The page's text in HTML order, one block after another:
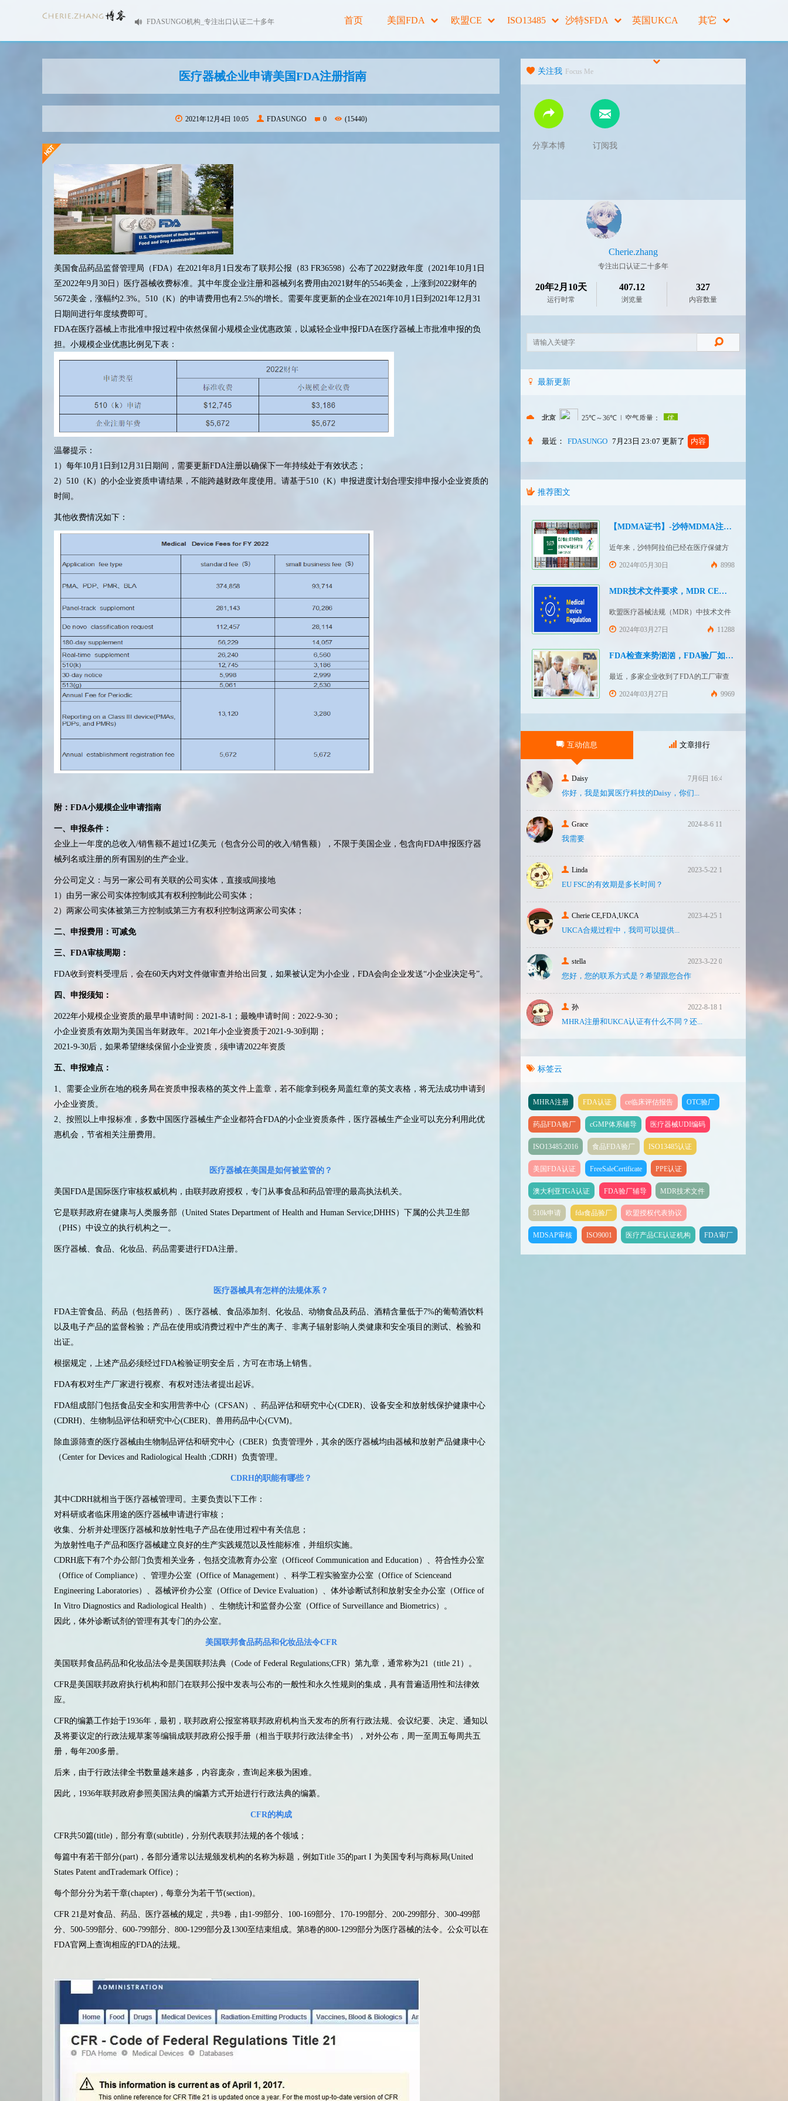
FDASUNGO机构_专注出口认证二十多年 首页 美国FDA 欧盟CE ISO13485 沙特SFDA 英国UKCA 其它
医疗器械企业申请美国FDA注册指南
2021年12月4日 10:05 FDASUNGO 0 (15440)
美国食品药品监督管理局（FDA）在2021年8月1日发布了联邦公报（83 FR36598）公布了2022财政年度（2021年10月1日
至2022年9月30日）医疗器械收费标准。其中年度企业注册和器械列名费用由2021财年的5546美金，上涨到2022财年的
5672美金，涨幅约2.3%。510（K）的申请费用也有2.5%的增长。需要年度更新的企业在2021年10月1日到2021年12月31
日期间进行年度续费即可。
FDA在医疗器械上市批准申报过程中依然保留小规模企业优惠政策，以减轻企业申报FDA在医疗器械上市批准申报的负
担。小规模企业优惠比例见下表：
温馨提示：
1）每年10月1日到12月31日期间，需要更新FDA注册以确保下一年持续处于有效状态；
2）510（K）的小企业资质申请结果，不能跨越财政年度使用。请基于510（K）申报进度计划合理安排申报小企业资质的
时间。
其他收费情况如下：
附：FDA小规模企业申请指南
一、申报条件：
企业上一年度的总收入/销售额不超过1亿美元（包含分公司的收入/销售额），不限于美国企业，包含向FDA申报医疗器
械列名或注册的所有国别的生产企业。
分公司定义：与另一家公司有关联的公司实体，直接或间接地
1）由另一家公司实体控制或其有权利控制此公司实体；
2）两家公司实体被第三方控制或第三方有权利控制这两家公司实体；
二、申报费用：可减免
三、FDA审核周期：
FDA收到资料受理后，会在60天内对文件做审查并给出回复，如果被认定为小企业，FDA会向企业发送“小企业决定号”。
四、申报须知：
2022年小规模企业资质的最早申请时间：2021-8-1；最晚申请时间：2022-9-30；
小企业资质有效期为美国当年财政年。2021年小企业资质于2021-9-30到期；
2021-9-30后，如果希望继续保留小企业资质，须申请2022年资质
五、申报难点：
1、需要企业所在地的税务局在资质申报表格的英文件上盖章，若不能拿到税务局盖红章的英文表格，将无法成功申请到
小企业资质。
2、按照以上申报标准，多数中国医疗器械生产企业都符合FDA的小企业资质条件，医疗器械生产企业可以充分利用此优
惠机会，节省相关注册费用。
医疗器械在美国是如何被监管的？
美国FDA是国际医疗审核权威机构，由联邦政府授权，专门从事食品和药品管理的最高执法机关。
它是联邦政府在健康与人类服务部（United States Department of Health and Human Service;DHHS）下属的公共卫生部
（PHS）中设立的执行机构之一。
医疗器械、食品、化妆品、药品需要进行FDA注册。
医疗器械具有怎样的法规体系？
FDA主管食品、药品（包括兽药）、医疗器械、食品添加剂、化妆品、动物食品及药品、酒精含量低于7%的葡萄酒饮料
以及电子产品的监督检验；产品在使用或消费过程中产生的离子、非离子辐射影响人类健康和安全项目的测试、检验和
出证。
根据规定，上述产品必须经过FDA检验证明安全后，方可在市场上销售。
FDA有权对生产厂家进行视察、有权对违法者提出起诉。
FDA组成部门包括食品安全和实用营养中心（CFSAN）、药品评估和研究中心(CDER)、设备安全和放射线保护健康中心
(CDRH)、生物制品评估和研究中心(CBER)、兽用药品中心(CVM)。
除血源筛查的医疗器械由生物制品评估和研究中心（CBER）负责管理外，其余的医疗器械均由器械和放射产品健康中心
（Center for Devices and Radiological Health ;CDRH）负责管理。
CDRH的职能有哪些？
其中CDRH就相当于医疗器械管理司。主要负责以下工作：
对科研或者临床用途的医疗器械申请进行审核；
收集、分析并处理医疗器械和放射性电子产品在使用过程中有关信息；
为放射性电子产品和医疗器械建立良好的生产实践规范以及性能标准，并组织实施。
CDRH底下有7个办公部门负责相关业务，包括交流教育办公室（Officeof Communication and Education）、符合性办公室
（Office of Compliance）、管理办公室（Office of Management）、科学工程实验室办公室（Office of Scienceand
Engineering Laboratories）、器械评价办公室（Office of Device Evaluation）、体外诊断试剂和放射安全办公室（Office of
In Vitro Diagnostics and Radiological Health）、生物统计和监督办公室（Office of Surveillance and Biometrics）。
因此，体外诊断试剂的管理有其专门的办公室。
美国联邦食品药品和化妆品法令CFR
美国联邦食品药品和化妆品法令是美国联邦法典（Code of Federal Regulations;CFR）第九章，通常称为21（title 21）。
CFR是美国联邦政府执行机构和部门在联邦公报中发表与公布的一般性和永久性规则的集成，具有普遍适用性和法律效
应。
CFR的编纂工作始于1936年，最初，联邦政府公报室将联邦政府机构当天发布的所有行政法规、会议纪要、决定、通知以
及将要议定的行政法规草案等编辑成联邦政府公报手册（相当于联邦行政法律全书），对外公布，周一至周五每周共五
册，每年200多册。
后来，由于行政法律全书数量越来越多，内容庞杂，查询起来极为困难。
因此，1936年联邦政府参照美国法典的编纂方式开始进行行政法典的编纂。
CFR的构成
CFR共50篇(title)，部分有章(subtitle)，分别代表联邦法规的各个领域；
每篇中有若干部分(part)，各部分通常以法规颁发机构的名称为标题，例如Title 35的part I 为美国专利与商标局(United
States Patent andTrademark Office)；
每个部分分为若干章(chapter)，每章分为若干节(section)。
CFR 21是对食品、药品、医疗器械的规定，共9卷，由1-99部分、100-169部分、170-199部分、200-299部分、300-499部
分、500-599部分、600-799部分、800-1299部分及1300至结束组成。第8卷的800-1299部分为医疗器械的法令。公众可以在
FDA官网上查询相应的FDA的法规。
关注我 Focus Me
分享本博 订阅我
Cherie.zhang
专注出口认证二十多年
20年2月10天
运行时常
407.12
浏览量
327
内容数量
最新更新
最近： FDASUNGO 7月23日 23:07 更新了 内容
推荐图文
【MDMA证书】-沙特MDMA注册快速下证
近年来，沙特阿拉伯已经在医疗保健方
面投入大量资金并将继续增加支出，这
场。然而，想要在该国销售其设备的制
须在沙特阿拉伯获得其设备的授权。开
启沙特医疗器械上市合规业务，
块。F
2024年05月30日 8998
MDR技术文件要求，MDR CE认证办理
欧盟医疗器械法规（MDR）中技术文件
的主要目的是证明医疗器械满足一般安
疗设备都必须提供技术文件。MDR附件
MDR技术文档结构：设备描述和规格，
2024年03月27日 11288
FDA检查来势汹汹，FDA验厂如何应对？
最近，多家企业收到了FDA的工厂审查
通知，我们作为美代也收到了FDA要求
（MarcoRubio）联合8位参议员认为FDA
疏于检查中国和印度等美国以外的药械
制造商（尤其是医疗器械）并已危及美
国患者和美国国内厂商，因此联
2024年03月27日 9969
互动信息 文章排行
Daisy 7月6日 16:47
你好，我是如翼医疗科技的Daisy，你们...
Grace 2024-8-6 11:14
我需要
Linda 2023-5-22 10:43
EU FSC的有效期是多长时间？
Cherie CE,FDA,UKCA 2023-4-25 16:24
UKCA合‮过规‬程中，我司可‮提以‬供...
stella 2023-3-22 08:31
您好，您的联系方式是？希望跟您合作
孙 2022-8-18 17:47
MHRA注册和UKCA认证有什么不同？还...
标签云
MHRA注册 FDA认证 ce临床评估报告 OTC验厂
药品FDA验厂 cGMP体系辅导 医疗器械UDI编码
ISO13485:2016 食品FDA验厂 ISO13485认证
美国FDA认证 FreeSaleCertificate PPE认证
澳大利亚TGA认证 FDA验厂辅导 MDR技术文件
510k申请 fda食品验厂 欧盟授权代表协议
MDSAP审核 ISO9001 医疗产品CE认证机构 FDA审厂